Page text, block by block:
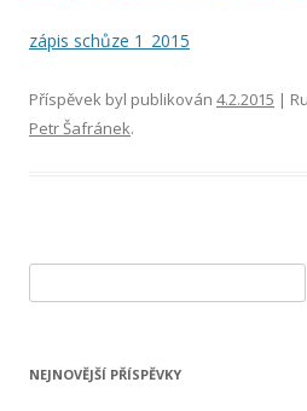
zápis schůze 1_2015
Příspěvek byl publikován 4.2.2015 |
Petr Šafránek.
y
lNEJNOVĚJŠÍ PŘÍSPĚVKY